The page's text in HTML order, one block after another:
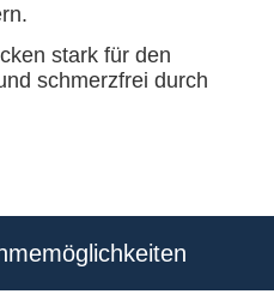
stark für den
schmerzfrei durch